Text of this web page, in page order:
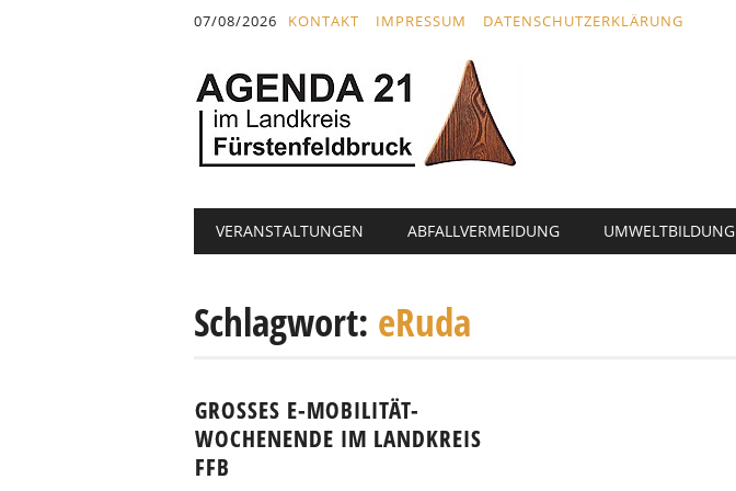
07/08/2026 KONTAKT IMPRESSUM DATENSCHUTZERKLÄRUNG
Hauptmenü
Abbrechen
VERANSTALTUNGEN ABFALLVERMEIDUNG UMWELTBILDUNG
Schlagwort: eRuda
GROSSES E-MOBILITÄT-W
OCHENENDE IM LANDKREIS F
FB